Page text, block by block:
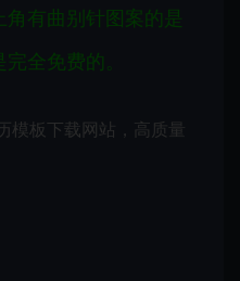
有曲别针图案的是
全免费的。